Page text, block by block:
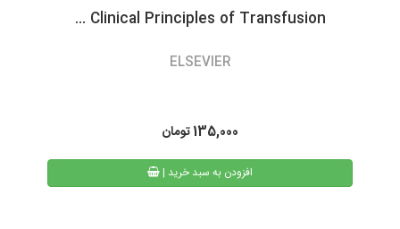
در پست پیشتاز زمان تحویل، بسته به دوری یا نزدیکی شهر مقصد از
ممکن است کالا کمی با تاخیر به دست مشتریان محترم برسد.
همیچنین امکان پیگیری وضعیت سفارشات پست پیشتاز از طریق
Clinical Principles of Transfusion ...
ELSEVIER
135,000تومان
| افزودن به سبد خرید